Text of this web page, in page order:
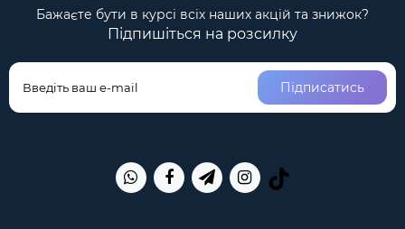
Бажаєте бути в курсі всіх наших акцій та знижок?
Підпишіться на розсилку
Підписатись